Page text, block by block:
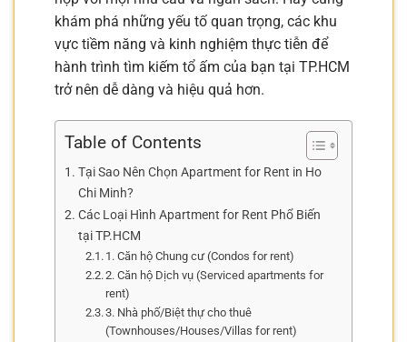
khám phá những yếu tố quan trọng, các khu
vực tiềm năng và kinh nghiệm thực tiễn để
hành trình tìm kiếm tổ ấm của bạn tại TP.HCM
trở nên dễ dàng và hiệu quả hơn.
Table of Contents
Tại Sao Nên Chọn Apartment for Rent in Ho
Chi Minh?
Các Loại Hình Apartment for Rent Phổ Biến
tại TP.HCM
1. Căn hộ Chung cư (Condos for rent)
2. Căn hộ Dịch vụ (Serviced apartments for
rent)
3. Nhà phố/Biệt thự cho thuê
(Townhouses/Houses/Villas for rent)